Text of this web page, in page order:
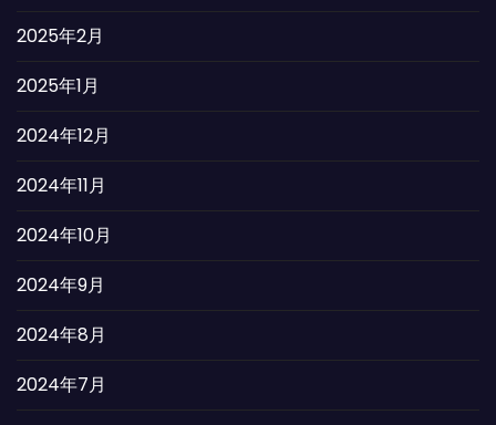
2025年2月
2025年1月
2024年12月
2024年11月
2024年10月
2024年9月
2024年8月
2024年7月